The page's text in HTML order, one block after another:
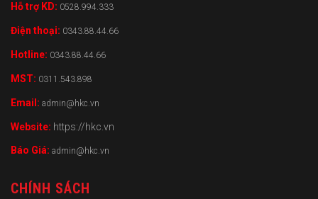
Hỗ trợ KD: 0528.994.333
Điện thoại: 0343.88.44.66
Hotline: 0343.88.44.66
MST: 0311.543.898
Email: admin@hkc.vn
Website: https://hkc.vn
Báo Giá: admin@hkc.vn
CHÍNH SÁCH